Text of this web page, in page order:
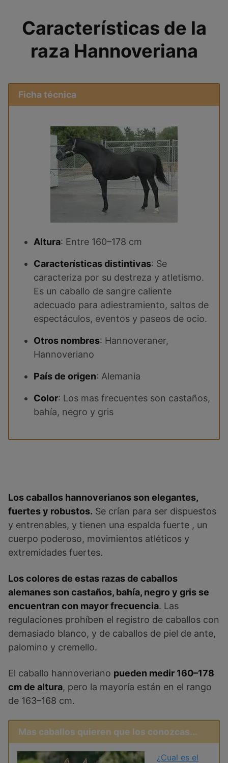
Características de la
raza Hannoveriana
Ficha técnica
Altura: Entre 160–178 cm
Características distintivas: Se
caracteriza por su destreza y atletismo.
Es un caballo de sangre caliente
adecuado para adiestramiento, saltos de
espectáculos, eventos y paseos de ocio.
Otros nombres: Hannoveraner,
Hannoveriano
País de origen: Alemania
Color: Los mas frecuentes son castaños,
bahía, negro y gris
Los caballos hannoverianos son elegantes,
fuertes y robustos. Se crían para ser dispuestos
y entrenables, y tienen una espalda fuerte , un
cuerpo poderoso, movimientos atléticos y
extremidades fuertes.
Los colores de estas razas de caballos
alemanes son castaños, bahía, negro y gris se
encuentran con mayor frecuencia. Las
regulaciones prohíben el registro de caballos con
demasiado blanco, y de caballos de piel de ante,
palomino y cremello.
El caballo hannoveriano pueden medir 160–178
cm de altura, pero la mayoría están en el rango
de 163–168 cm.
Mas caballos quieren que los conozcas...
¿Cual es el